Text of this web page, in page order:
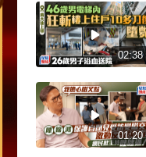
02:38
01:20